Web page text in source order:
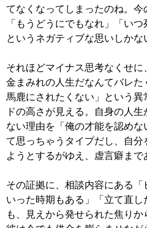
てなくなってしまったのね。今
「もうどうにでもなれ」「いつ
というネガティブな思いしかな
それほどマイナス思考なくせに
金まみれの人生だなんてバレた
馬鹿にされたくない」という異
ドの高さが見える。自身の人
ない理由を「俺の才能を認めな
て思っちゃうタイプだし、自分
ようとするがゆえ、虚言癖まで
その証拠に、相談内容にある「
いった時期もある」「立て直し
も、見えから発せられた焦りか